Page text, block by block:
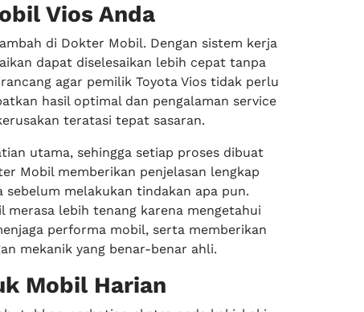
Vios Anda
di Dokter Mobil. Dengan sistem kerja
dapat diselesaikan lebih cepat tanpa
agar pemilik Toyota Vios tidak perlu
hasil optimal dan pengalaman service
teratasi tepat sasaran.
utama, sehingga setiap proses dibuat
Mobil memberikan penjelasan lengkap
melakukan tindakan apa pun.
lebih tenang karena mengetahui
performa mobil, serta memberikan
mekanik yang benar-benar ahli.
Mobil Harian